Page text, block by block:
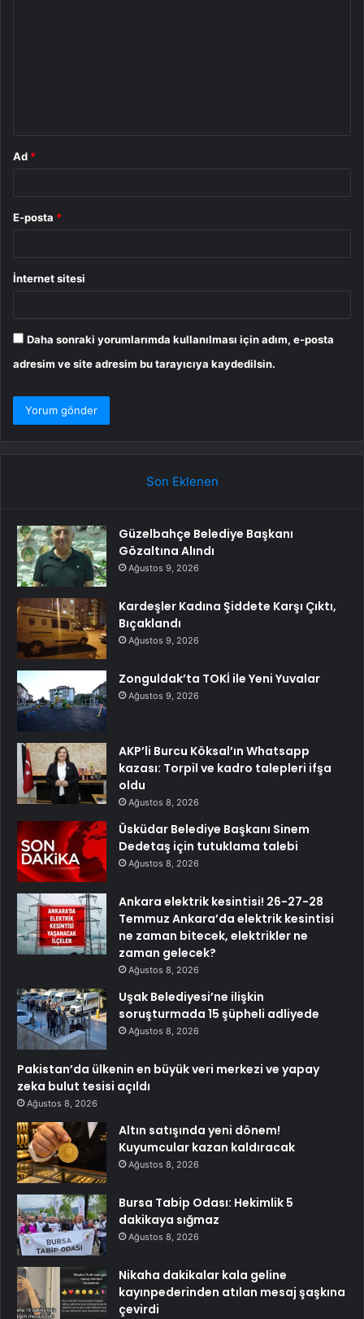
Ad *
E-posta *
İnternet sitesi
Daha sonraki yorumlarımda kullanılması için adım, e-posta
adresim ve site adresim bu tarayıcıya kaydedilsin.
Son Eklenen
Güzelbahçe Belediye Başkanı
Gözaltına Alındı
Ağustos 9, 2026
Kardeşler Kadına Şiddete Karşı Çıktı,
Bıçaklandı
Ağustos 9, 2026
Zonguldak’ta TOKİ ile Yeni Yuvalar
Ağustos 9, 2026
AKP’li Burcu Köksal’ın Whatsapp
kazası: Torpil ve kadro talepleri ifşa
oldu
Ağustos 8, 2026
Üsküdar Belediye Başkanı Sinem
Dedetaş için tutuklama talebi
Ağustos 8, 2026
Ankara elektrik kesintisi! 26-27-28
Temmuz Ankara’da elektrik kesintisi
ne zaman bitecek, elektrikler ne
zaman gelecek?
Ağustos 8, 2026
Uşak Belediyesi’ne ilişkin
soruşturmada 15 şüpheli adliyede
Ağustos 8, 2026
Pakistan’da ülkenin en büyük veri merkezi ve yapay
zeka bulut tesisi açıldı
Ağustos 8, 2026
Altın satışında yeni dönem!
Kuyumcular kazan kaldıracak
Ağustos 8, 2026
Bursa Tabip Odası: Hekimlik 5
dakikaya sığmaz
Ağustos 8, 2026
Nikaha dakikalar kala geline
kayınpederinden atılan mesaj şaşkına
çevirdi